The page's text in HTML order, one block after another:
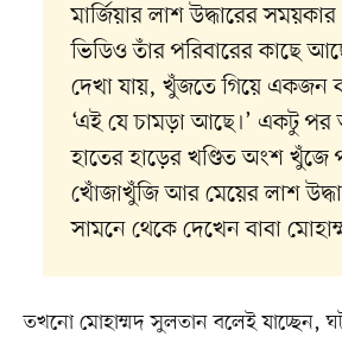
মার্জিয়ার লাশ উদ্ধারের
ভিডিও তাঁর পরিবারের কাছে
দেখা যায়, খুঁজতে গিয়ে একজন
‘এই যে চামড়া আছে।’ একটু
হাতের হাড়ের খণ্ডিত অংশ খুঁজে
খোঁজাখুঁজি আর মেয়ের লাশ
সামনে থেকে দেখেন বাবা
তখনো মোহাম্মদ সুলতান বলেই যাচ্ছেন,